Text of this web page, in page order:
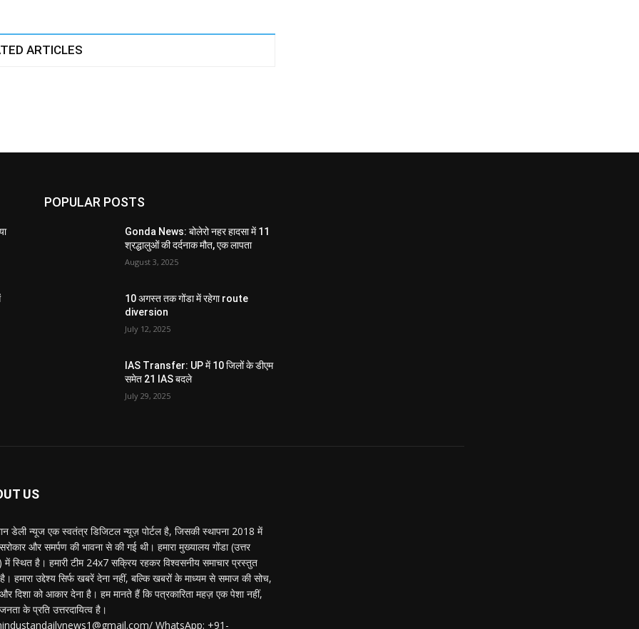
ARTICLES
POPULAR POSTS
Gonda News: बोलेरो नहर हादसा में 11
श्रद्धालुओं की दर्दनाक मौत, एक लापता
August 3, 2025
10 अगस्त तक गोंडा में रहेगा route
diversion
July 12, 2025
IAS Transfer: UP में 10 जिलों के डीएम
समेत 21 IAS बदले
July 29, 2025
US
डेली न्यूज एक स्वतंत्र डिजिटल न्यूज़ पोर्टल है, जिसकी स्थापना 2018 में
और समर्पण की भावना से की गई थी। हमारा मुख्यालय गोंडा (उत्तर
में स्थित है। हमारी टीम 24x7 सक्रिय रहकर विश्वसनीय समाचार प्रस्तुत
हमारा उद्देश्य सिर्फ खबरें देना नहीं, बल्कि खबरों के माध्यम से समाज की सोच,
दिशा को आकार देना है। हम मानते हैं कि पत्रकारिता महज़ एक पेशा नहीं,
के प्रति उत्तरदायित्व है।
WhatsApp: +91-